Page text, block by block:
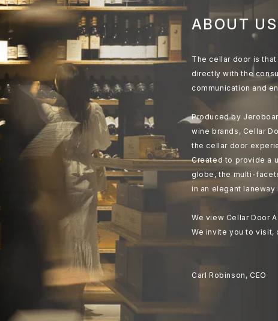
ABOUT US
The cellar door is
directly with the
communication and
Produced by
wine brands, Cellar
the cellar door
Created to provide a
globe, the multi-
in an elegant laneway
We view Cellar Door
We invite you to visit,
Carl Robinson, CEO